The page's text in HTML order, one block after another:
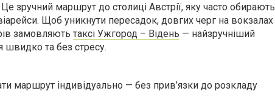
зручний маршрут до столиці Австрії, яку часто обирають
Щоб уникнути пересадок, довгих черг на вокзалах
замовляють таксі Ужгород – Відень — найзручніший
швидко та без стресу.
маршрут індивідуально — без прив’язки до розкладу